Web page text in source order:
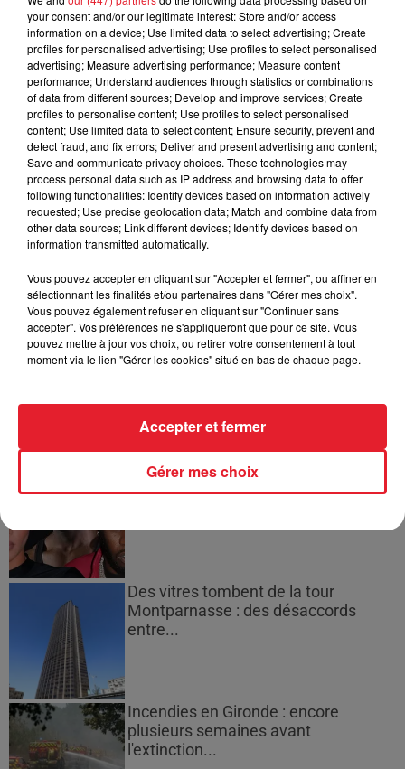
Une publication partagée par Solidays (@solidays)
LES DERNIÈRES NEWS Voir plus
Jay-Z se bat contre la grand-mère
d'un homme prétendant être son fils
Cassie met fin à une ex-escorte
masculine dans sa bataille...
Des vitres tombent de la tour
Montparnasse : des désaccords
entre...
Incendies en Gironde : encore
plusieurs semaines avant
l'extinction...
your consent and/or our legitimate interest: Store and/or access
information on a device; Use limited data to select advertising; Create
profiles for personalised advertising; Use profiles to select personalised
advertising; Measure advertising performance; Measure content
performance; Understand audiences through statistics or combinations
of data from different sources; Develop and improve services; Create
profiles to personalise content; Use profiles to select personalised
content; Use limited data to select content; Ensure security, prevent and
detect fraud, and fix errors; Deliver and present advertising and content;
Save and communicate privacy choices. These technologies may
process personal data such as IP address and browsing data to offer
following functionalities: Identify devices based on information actively
requested; Use precise geolocation data; Match and combine data from
other data sources; Link different devices; Identify devices based on
information transmitted automatically.
Vous pouvez accepter en cliquant sur "Accepter et fermer", ou affiner en
sélectionnant les finalités et/ou partenaires dans "Gérer mes choix".
Vous pouvez également refuser en cliquant sur "Continuer sans
accepter". Vos préférences ne s'appliqueront que pour ce site. Vous
pouvez mettre à jour vos choix, ou retirer votre consentement à tout
moment via le lien "Gérer les cookies" situé en bas de chaque page.
Gérer mes choix
Accepter et fermer